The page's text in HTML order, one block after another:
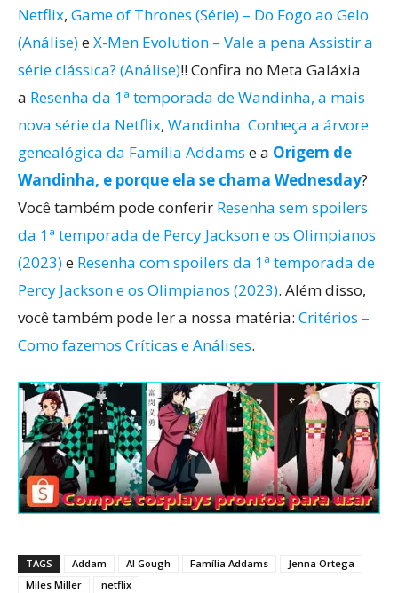
Netflix, Game of Thrones (Série) – Do Fogo ao Gelo
(Análise)eX-Men Evolution – Vale a pena Assistir a
série clássica? (Análise)!! Confira no Meta Galáxia
a Resenha da 1ª temporada de Wandinha, a mais
nova série da Netflix, Wandinha: Conheça a árvore
genealógica da Família Addams e a Origem de
Wandinha, e porque ela se chama Wednesday?
Você também pode conferir Resenha sem spoilers
da 1ª temporada de Percy Jackson e os Olimpianos
(2023)e Resenha com spoilers da 1ª temporada de
Percy Jackson e os Olimpianos (2023). Além disso,
você também pode ler a nossa matéria: Critérios –
Como fazemos Críticas e Análises.
TAGS Addam Al Gough Família Addams
Jenna Ortega
Miles Miller
netflix